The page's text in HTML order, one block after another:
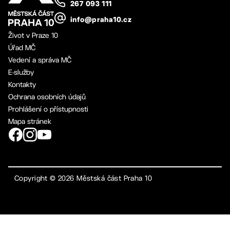
267 093 111
info@praha10.cz
Život v Praze 10
Úřad MČ
Vedení a správa MČ
E-služby
Kontakty
Ochrana osobních údajů
Prohlášení o přístupnosti
Mapa stránek
Copyright ©2026 Městská část Praha 10